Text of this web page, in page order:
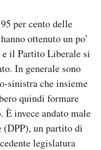
per cento delle
ottenuto un po’
il Partito Liberale si
In generale sono
sinistra che insieme
quindi formare
È invece andato male
(DPP), un partito di
legislatura